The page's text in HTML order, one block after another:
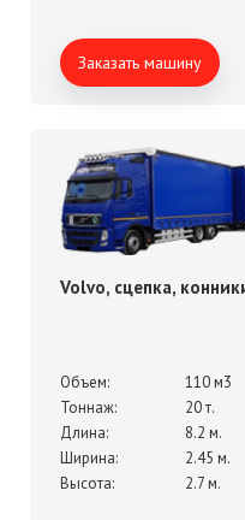
Заказать машину
Volvo, сцепка,
Объем:
110 м3
Тоннаж:
20 т.
Длина:
8.2 м.
Ширина:
2.45 м.
Высота:
2.7 м.